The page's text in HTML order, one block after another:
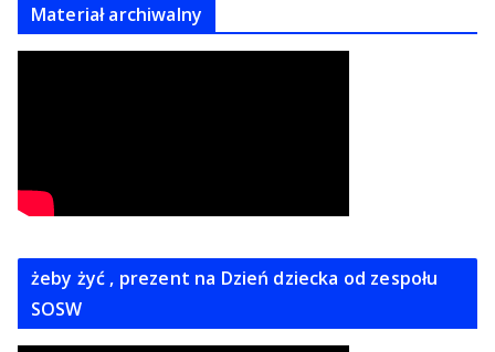
Materiał archiwalny
żeby żyć , prezent na Dzień dziecka od zespołu
SOSW